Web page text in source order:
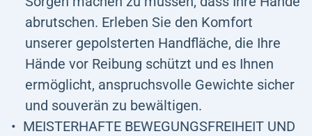
abrutschen. Erleben Sie den Komfort
unserer gepolsterten Handfläche, die Ihre
Hände vor Reibung schützt und es Ihnen
ermöglicht, anspruchsvolle Gewichte sicher
und souverän zu bewältigen.
MEISTERHAFTE BEWEGUNGSFREIHEIT UND